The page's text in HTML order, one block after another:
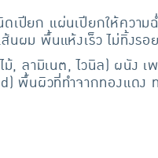
เปียก แผ่นเปียกให้คว
ผม พื้นแห้งเร็ว ไม่ทิ้งร
, ลามิเนต, ไวนิล) ผนัง
พื้นผิวที่ทำจากทองแดง